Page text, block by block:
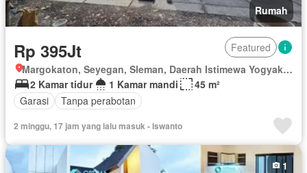
Rumah
Rp 395Jt
Featured
Margokaton, Seyegan, Sleman, Daerah Istimewa Yogyakarta
2 Kamar tidur
1 Kamar mandi
45 m²
Garasi
Tanpa perabotan
2 minggu, 17 jam yang lalu masuk - Iswanto
1